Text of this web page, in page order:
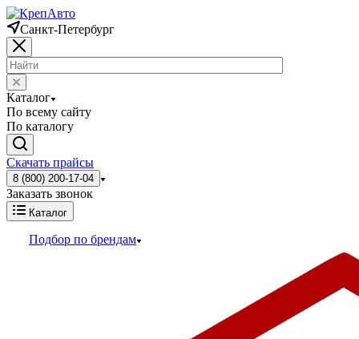
Санкт-Петербург
Каталог
По всему сайту
По каталогу
Скачать прайсы
8 (800) 200-17-04
Заказать звонок
Каталог
Подбор по брендам